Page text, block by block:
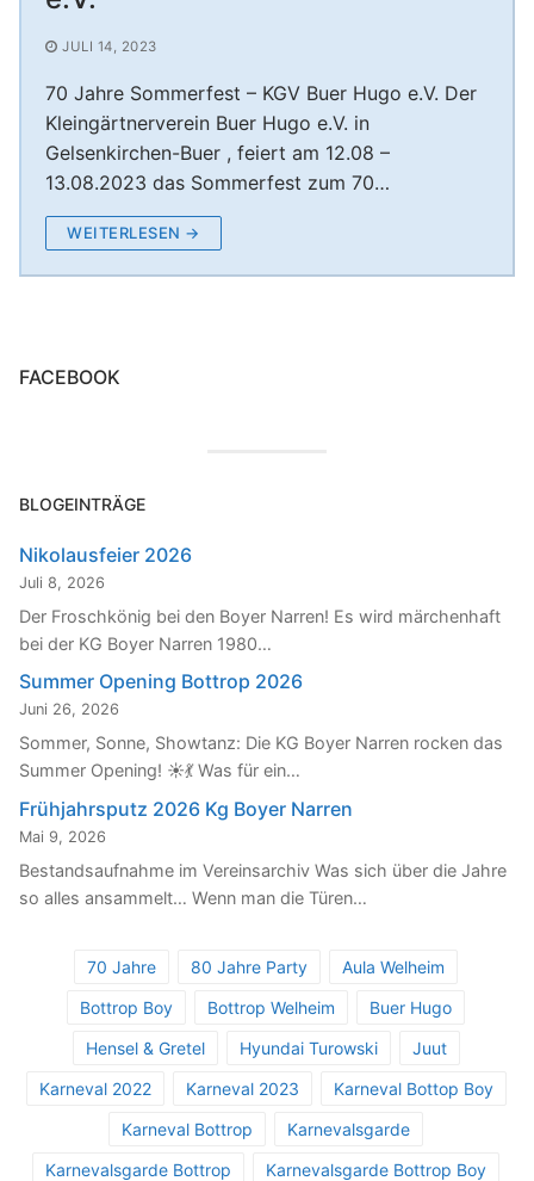
Unterstützung Session 2024/25
Unterstützung Session 2023/24
Narren
Nikolausfeier – Rotkäppchen 30.11.2024
Nikolausfeier 2025 – Frau Holle verzaubert die
Aula Welheim! ❄️
JULI 14, 2023
70 Jahre Sommerfest – KGV Buer Hugo e.V. Der
Kleingärtnerverein Buer Hugo e.V. in
Gelsenkirchen-Buer , feiert am 12.08 –
13.08.2023 das Sommerfest zum 70…
WEITERLESEN →
FACEBOOK
BLOGEINTRÄGE
Nikolausfeier 2026
Juli 8, 2026
Der Froschkönig bei den Boyer Narren! Es wird märchenhaft
bei der KG Boyer Narren 1980…
Summer Opening Bottrop 2026
Juni 26, 2026
Sommer, Sonne, Showtanz: Die KG Boyer Narren rocken das
Summer Opening! ☀️💃 Was für ein…
Frühjahrsputz 2026 Kg Boyer Narren
Mai 9, 2026
Bestandsaufnahme im Vereinsarchiv Was sich über die Jahre
so alles ansammelt… Wenn man die Türen…
70 Jahre 80 Jahre Party
Aula Welheim
Bottrop Boy
Bottrop Welheim
Buer Hugo
Hensel & Gretel
Hyundai Turowski
Juut
Karneval 2022
Karneval 2023
Karneval Bottop Boy
Karneval Bottrop
Karnevalsgarde
Karnevalsgarde Bottrop
Karnevalsgarde Bottrop Boy